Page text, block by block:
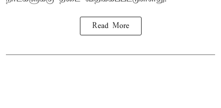
Read More